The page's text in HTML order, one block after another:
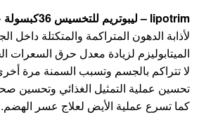
lipotrim – ليبوتريم للتخسيس 36كبسولة
لأذابة الدهون المتراكمة والمتكتلة داخل
الميتابوليزم لزيادة معدل حرق السعرات
لا تتراكم بالجسم وتسبب السمنة مرة
تحسين عملية التمثيل الغذائي وتحسين
كما تسرع عملية الأيض لعلاج عسر الهضم.